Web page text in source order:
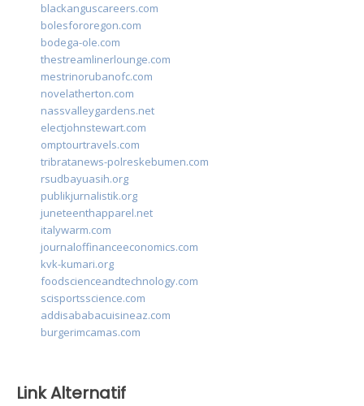
blackanguscareers.com
bolesfororegon.com
bodega-ole.com
thestreamlinerlounge.com
mestrinorubanofc.com
novelatherton.com
nassvalleygardens.net
electjohnstewart.com
omptourtravels.com
tribratanews-polreskebumen.com
rsudbayuasih.org
publikjurnalistik.org
juneteenthapparel.net
italywarm.com
journaloffinanceeconomics.com
kvk-kumari.org
foodscienceandtechnology.com
scisportsscience.com
addisababacuisineaz.com
burgerimcamas.com
Link Alternatif